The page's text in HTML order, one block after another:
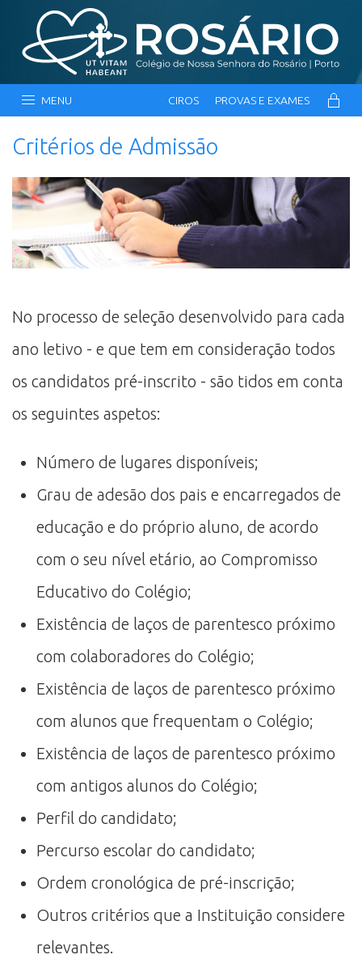
MENU CIROS PROVAS E EXAMES
Critérios de Admissão
No processo de seleção desenvolvido para cada
ano letivo - e que tem em consideração todos
os candidatos pré-inscrito - são tidos em conta
os seguintes aspetos:
Número de lugares disponíveis;
Grau de adesão dos pais e encarregados de
educação e do próprio aluno, de acordo
com o seu nível etário, ao Compromisso
Educativo do Colégio;
Existência de laços de parentesco próximo
com colaboradores do Colégio;
Existência de laços de parentesco próximo
com alunos que frequentam o Colégio;
Existência de laços de parentesco próximo
com antigos alunos do Colégio;
Perfil do candidato;
Percurso escolar do candidato;
Ordem cronológica de pré-inscrição;
Outros critérios que a Instituição considere
relevantes.